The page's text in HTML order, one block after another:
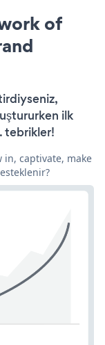
of
ilk
tebrikler!
captivate, make